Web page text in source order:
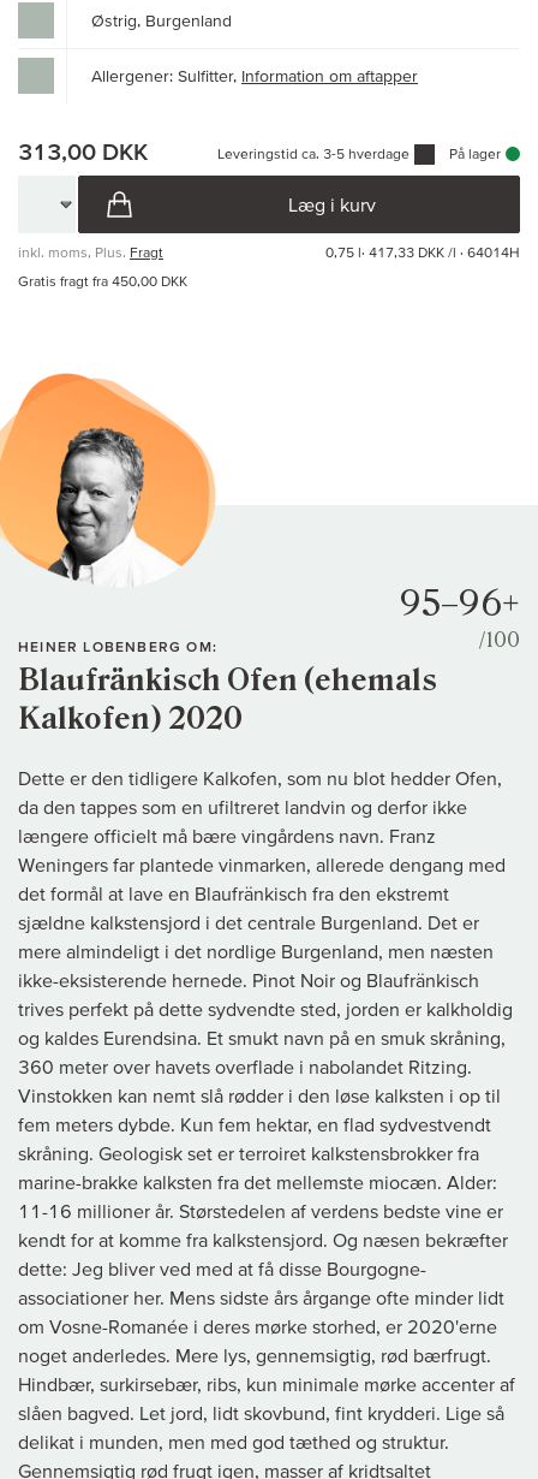
Østrig, Burgenland
Allergener: Sulfitter, Information om aftapper
313,00 DKK Leveringstid ca. 3-5 hverdage På lager
Læg i kurv
inkl. moms, Plus. Fragt 0,75 l· 417,33 DKK /l · 64014H
Gratis fragt fra 450,00 DKK
HEINER LOBENBERG OM:
Blaufränkisch Ofen (ehemals
Kalkofen) 2020
95–96+
/100
Dette er den tidligere Kalkofen, som nu blot hedder Ofen,
da den tappes som en ufiltreret landvin og derfor ikke
længere officielt må bære vingårdens navn. Franz
Weningers far plantede vinmarken, allerede dengang med
det formål at lave en Blaufränkisch fra den ekstremt
sjældne kalkstensjord i det centrale Burgenland. Det er
mere almindeligt i det nordlige Burgenland, men næsten
ikke-eksisterende hernede. Pinot Noir og Blaufränkisch
trives perfekt på dette sydvendte sted, jorden er kalkholdig
og kaldes Eurendsina. Et smukt navn på en smuk skråning,
360 meter over havets overflade i nabolandet Ritzing.
Vinstokken kan nemt slå rødder i den løse kalksten i op til
fem meters dybde. Kun fem hektar, en flad sydvestvendt
skråning. Geologisk set er terroiret kalkstensbrokker fra
marine-brakke kalksten fra det mellemste miocæn. Alder:
11-16 millioner år. Størstedelen af verdens bedste vine er
kendt for at komme fra kalkstensjord. Og næsen bekræfter
dette: Jeg bliver ved med at få disse Bourgogne-
associationer her. Mens sidste års årgange ofte minder lidt
om Vosne-Romanée i deres mørke storhed, er 2020'erne
noget anderledes. Mere lys, gennemsigtig, rød bærfrugt.
Hindbær, surkirsebær, ribs, kun minimale mørke accenter af
slåen bagved. Let jord, lidt skovbund, fint krydderi. Lige så
delikat i munden, men med god tæthed og struktur.
Gennemsigtig rød frugt igen, masser af kridtsaltet